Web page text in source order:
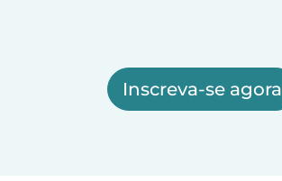
Inscreva-se agora